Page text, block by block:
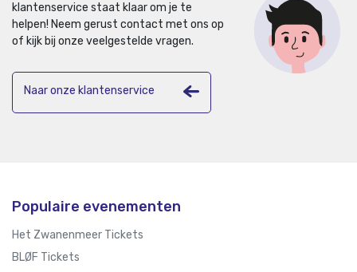
klantenservice staat klaar om je te
helpen! Neem gerust contact met ons op
of kijk bij onze veelgestelde vragen.
Naar onze klantenservice
Populaire evenementen
Het Zwanenmeer Tickets
BLØF Tickets